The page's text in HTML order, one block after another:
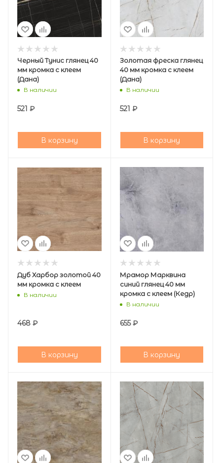
Черный Тунис глянец 40
мм кромка с клеем
(Дана)
В наличии
521 ₽
В корзину
Золотая фреска глянец
40 мм кромка с клеем
(Дана)
В наличии
521 ₽
В корзину
Дуб Харбор золотой 40
мм кромка с клеем
В наличии
468 ₽
В корзину
Мрамор Марквина
синий глянец 40 мм
кромка с клеем (Кедр)
В наличии
655₽
В корзину